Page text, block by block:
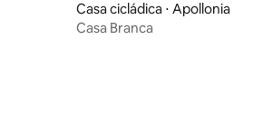
Casa cicládica ⋅ Apollonia
Casa Branca